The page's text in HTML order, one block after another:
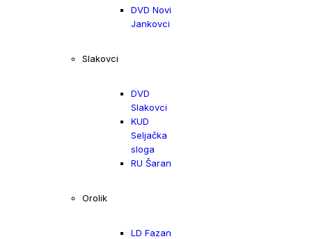
DVD Novi
Jankovci
Slakovci
DVD
Slakovci
KUD
Seljačka
sloga
RU Šaran
Orolik
LD Fazan